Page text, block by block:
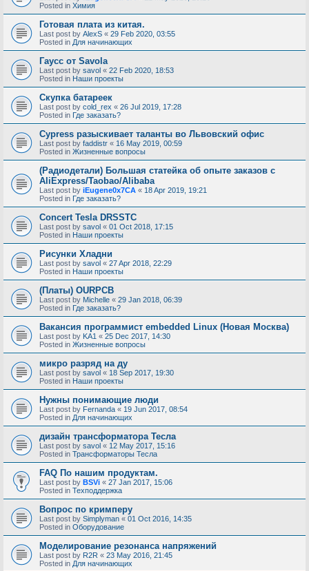
Posted in Химия
Готовая плата из китая.
Last post by AlexS « 29 Feb 2020, 03:55
Posted in Для начинающих
Гаусс от Savola
Last post by savol « 22 Feb 2020, 18:53
Posted in Наши проекты
Скупка батареек
Last post by cold_rex « 26 Jul 2019, 17:28
Posted in Где заказать?
Cypress разыскивает таланты во Львовский офис
Last post by faddistr « 16 May 2019, 00:59
Posted in Жизненные вопросы
(Радиодетали) Большая статейка об опыте заказов с
AliExpress/Taobao/Alibaba
Last post by iEugene0x7CA « 18 Apr 2019, 19:21
Posted in Где заказать?
Concert Tesla DRSSTC
Last post by savol « 01 Oct 2018, 17:15
Posted in Наши проекты
Рисунки Хладни
Last post by savol « 27 Apr 2018, 22:29
Posted in Наши проекты
(Платы) OURPCB
Last post by Michelle « 29 Jan 2018, 06:39
Posted in Где заказать?
Вакансия программист embedded Linux (Новая Москва)
Last post by KA1 « 25 Dec 2017, 14:30
Posted in Жизненные вопросы
микро разряд на ду
Last post by savol « 18 Sep 2017, 19:30
Posted in Наши проекты
Нужны понимающие люди
Last post by Fernanda « 19 Jun 2017, 08:54
Posted in Для начинающих
дизайн трансформатора Тесла
Last post by savol « 12 May 2017, 15:16
Posted in Трансформаторы Тесла
FAQ По нашим продуктам.
Last post by BSVi « 27 Jan 2017, 15:06
Posted in Техподдержка
Вопрос по кримперу
Last post by Simplyman « 01 Oct 2016, 14:35
Posted in Оборудование
Моделирование резонанса напряжений
Last post by R2R « 23 May 2016, 21:45
Posted in Для начинающих